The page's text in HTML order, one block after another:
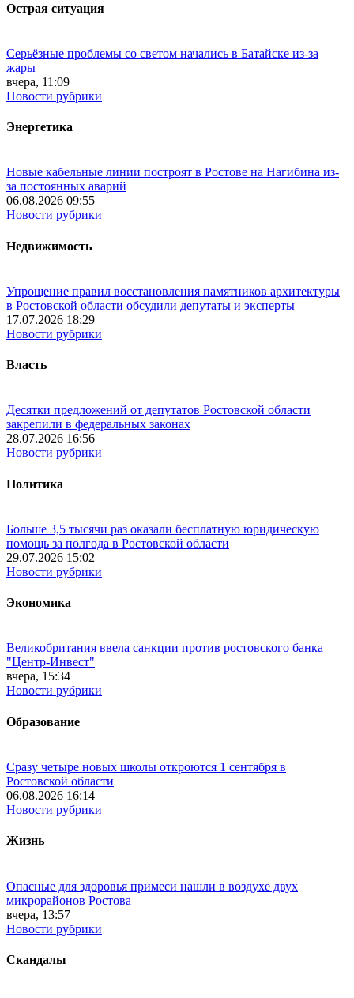
Острая ситуация
Серьёзные проблемы со светом начались в Батайске из-за
жары
вчера, 11:09
Новости рубрики
Энергетика
Новые кабельные линии построят в Ростове на Нагибина из-
за постоянных аварий
06.08.2026 09:55
Новости рубрики
Недвижимость
Упрощение правил восстановления памятников архитектуры
в Ростовской области обсудили депутаты и эксперты
17.07.2026 18:29
Новости рубрики
Власть
Десятки предложений от депутатов Ростовской области
закрепили в федеральных законах
28.07.2026 16:56
Новости рубрики
Политика
Больше 3,5 тысячи раз оказали бесплатную юридическую
помощь за полгода в Ростовской области
29.07.2026 15:02
Новости рубрики
Экономика
Великобритания ввела санкции против ростовского банка
"Центр-Инвест"
вчера, 15:34
Новости рубрики
Образование
Сразу четыре новых школы откроются 1 сентября в
Ростовской области
06.08.2026 16:14
Новости рубрики
Жизнь
Опасные для здоровья примеси нашли в воздухе двух
микрорайонов Ростова
вчера, 13:57
Новости рубрики
Скандалы